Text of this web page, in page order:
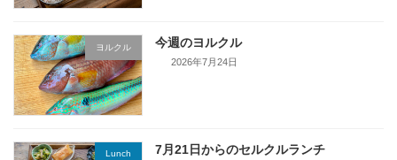
ヨルクル 今週のヨルクル
2026年7月24日
Lunch 7月21日からのセルクルランチ